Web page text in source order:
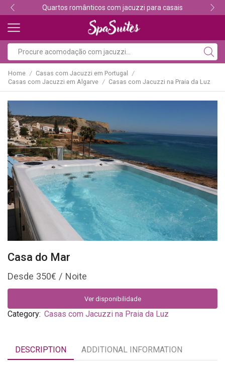
Descubra os melhores alojamentos com jacuzzi
Home / Casas com Jacuzzi em Portugal /
Casas com Jacuzzi em Algarve / Casas com Jacuzzi na Praia da Luz
Casa do Mar
350€
Ver disponibilidade
Category: Casas com Jacuzzi na Praia da Luz
DESCRIPTION ADDITIONAL INFORMATION